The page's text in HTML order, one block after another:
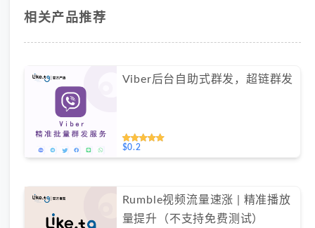
相关产品推荐
Viber后台自助式群发，超链群发
$0.2
Rumble视频流量速涨 | 精准播放
量提升（不支持免费测试）